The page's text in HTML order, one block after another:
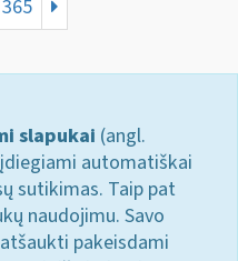
365
slapukai (angl.
automatiškai
sutikimas. Taip pat
naudojimu. Savo
pakeisdami